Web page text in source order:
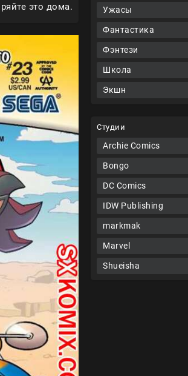
Ужасы
Фантастика
Фэнтези
Школа
Экшн
Студии
Archie Comics
Bongo
DC Comics
IDW Publishing
markmak
Marvel
Shueisha
это дома.